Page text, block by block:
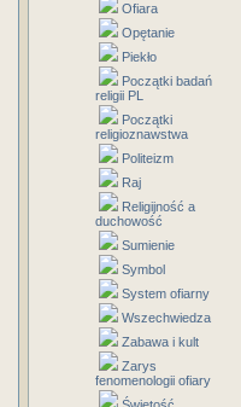
Ofiara
Opętanie
Piekło
Początki badań
religii PL
Początki
religioznawstwa
Politeizm
Raj
Religijność a
duchowość
Sumienie
Symbol
System ofiarny
Wszechwiedza
Zabawa i kult
Zarys
fenomenologii ofiary